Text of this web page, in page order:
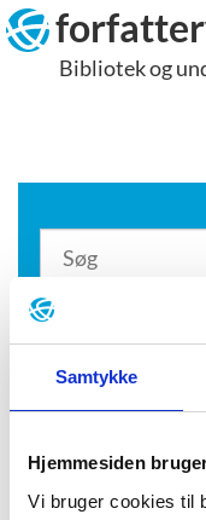
Samtykke
Hjemmesiden
Vi bruger cookies til
Hop
til
indholdBibliotek og
Viggo